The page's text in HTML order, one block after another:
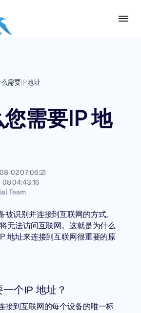
需要IP地址
需要IP 地
02 07:06:21
04:43:16
Team
被识别并连接到互联网的方式。
无法访问互联网。这就是为什么
地址来连接到互联网很重要的原
个IP 地址？
接到互联网的每个设备的唯一标